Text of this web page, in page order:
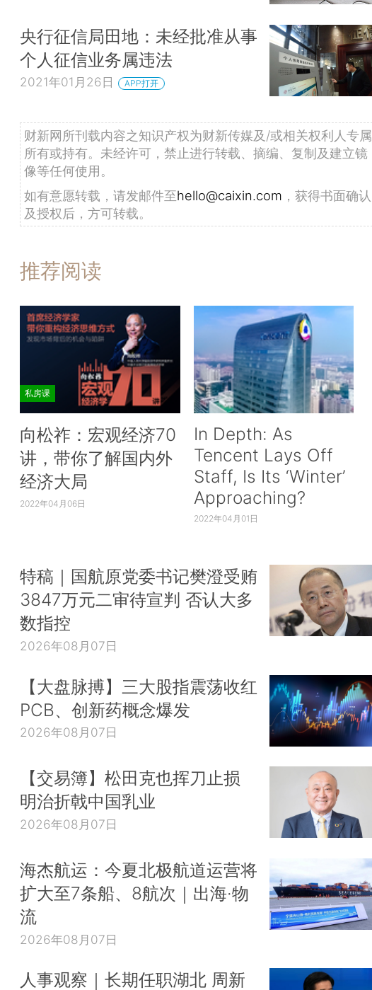
央行征信局田地：未经批准从事
个人征信业务属违法
2021年01月26日 APP打开
财新网所刊载内容之知识产权为财新传媒及/或相关权利人专属
所有或持有。未经许可，禁止进行转载、摘编、复制及建立镜
像等任何使用。
如有意愿转载，请发邮件至hello@caixin.com ，获得书面确认
及授权后，方可转载。
推荐阅读
私房课
向松祚：宏观经济70
讲，带你了解国内外
经济大局
2022年04月06日
In Depth: As
Tencent Lays Off
Staff, Is Its ‘Winter’
Approaching?
2022年04月01日
特稿｜国航原党委书记樊澄受贿
3847万元二审待宣判 否认大多
数指控
2026年08月07日
【大盘脉搏】三大股指震荡收红
PCB、创新药概念爆发
2026年08月07日
【交易簿】松田克也挥刀止损
明治折戟中国乳业
2026年08月07日
海杰航运：今夏北极航道运营将
扩大至7条船、8航次｜出海·物
流
2026年08月07日
人事观察｜长期任职湖北 周新